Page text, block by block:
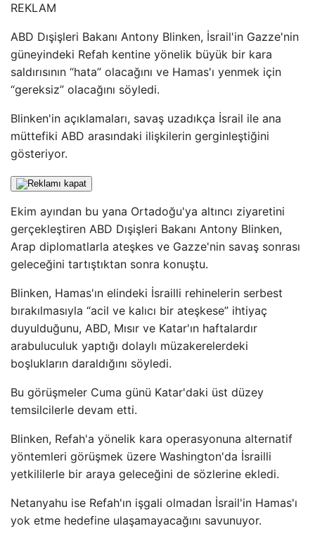
REKLAM
ABD Dışişleri Bakanı Antony Blinken, İsrail'in Gazze'nin
güneyindeki Refah kentine yönelik büyük bir kara
saldırısının “hata” olacağını ve Hamas'ı yenmek için
“gereksiz” olacağını söyledi.
Blinken'in açıklamaları, savaş uzadıkça İsrail ile ana
müttefiki ABD arasındaki ilişkilerin gerginleştiğini
gösteriyor.
Ekim ayından bu yana Ortadoğu'ya altıncı ziyaretini
gerçekleştiren ABD Dışişleri Bakanı Antony Blinken,
Arap diplomatlarla ateşkes ve Gazze'nin savaş sonrası
geleceğini tartıştıktan sonra konuştu.
Blinken, Hamas'ın elindeki İsrailli rehinelerin serbest
bırakılmasıyla “acil ve kalıcı bir ateşkese” ihtiyaç
duyulduğunu, ABD, Mısır ve Katar'ın haftalardır
arabuluculuk yaptığı dolaylı müzakerelerdeki
boşlukların daraldığını söyledi.
Bu görüşmeler Cuma günü Katar'daki üst düzey
temsilcilerle devam etti.
Blinken, Refah'a yönelik kara operasyonuna alternatif
yöntemleri görüşmek üzere Washington'da İsrailli
yetkililerle bir araya geleceğini de sözlerine ekledi.
Netanyahu ise Refah'ın işgali olmadan İsrail'in Hamas'ı
yok etme hedefine ulaşamayacağını savunuyor.